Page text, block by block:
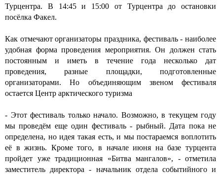
Турцентра. В 14:45 и 15:00 от Турцентра до остановки
посёлка Факел.
Как отмечают организаторы праздника, фестиваль - наиболее
удобная форма проведения мероприятия. Он должен стать
постоянным и иметь в течение года несколько дат
проведения, разные площадки, подготовленные
организаторами. Но объединяющим звеном фестиваля
остается Центр арктического туризма
- Этот фестиваль только начало. Возможно, в текущем году
мы проведём еще один фестиваль - рыбный. Дата пока не
определена, но идея такая есть, и мы постараемся воплотить
её в жизнь. Кроме того, в начале июня на базе турцента
пройдет уже традиционная «Битва мангалов», - отметила
заместитель директора - начальник отдела событийного и